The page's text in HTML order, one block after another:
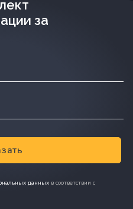
за
данных в соответствии с